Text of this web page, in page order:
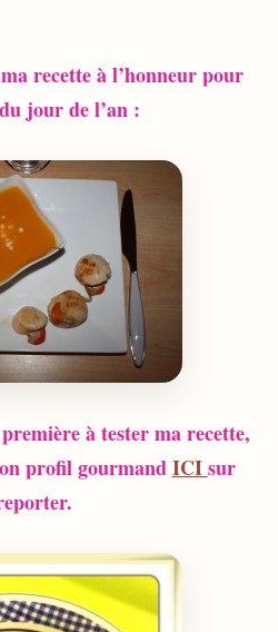
recette à l’honneur pour
jour de l’an :
à tester ma recette,
profil gourmandICIsur